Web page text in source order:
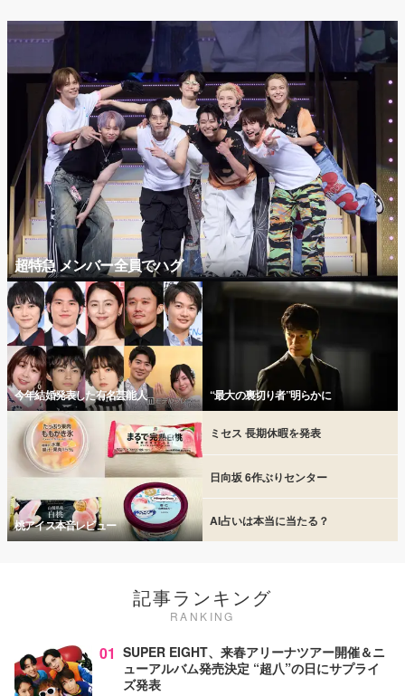
超特急 メンバー全員でハグ
今年結婚発表した有名芸能人 “最大の裏切り者”明らかに
桃アイス本音レビュー
ミセス 長期休暇を発表
日向坂 6作ぶりセンター
AI占いは本当に当たる？
記事ランキング
RANKING
01 SUPER EIGHT、来春アリーナツアー開催＆ニ
ューアルバム発売決定 “超八”の日にサプライ
ズ発表